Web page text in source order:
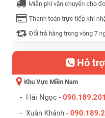
Miễn phí vận chuyển cho
Thanh toán trực tiếp khi
Đổi trả hàng trong vòng 7
Hỗ
Khu Vực Miền Nam
- Hải Ngọc -
- Xuân Khánh -